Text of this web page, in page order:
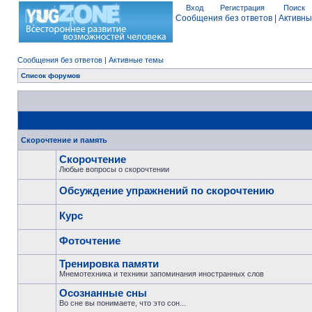
Вход Регистрация Поиск
Сообщения без ответов
Сообщения без ответов | Активные темы
Список форумов
Скорочтение и память
Скорочтение
Любые вопросы о скорочтении
Обсуждение упражнений по скорочтению
Курс
Фоточтение
Тренировка памяти
Мнемотехника и техники запоминания иностранных слов
Осознанные сны
Во сне вы понимаете, что это сон...